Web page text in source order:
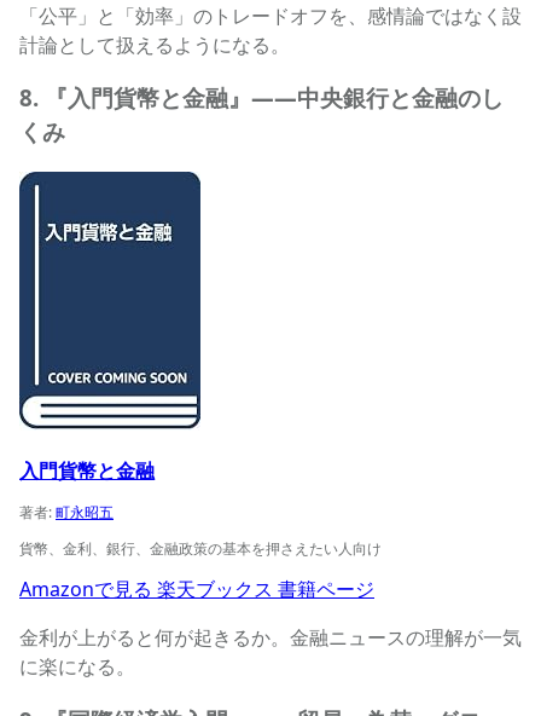
「公平」と「効率」のトレードオフを、感情論ではなく設
計論として扱えるようになる。
8. 『入門貨幣と金融』——中央銀行と金融のし
くみ
入門貨幣と金融の商品ページへ
入門貨幣と金融
著者:町永昭五
貨幣、金利、銀行、金融政策の基本を押さえたい人向け
Amazonで見る 楽天ブックス 書籍ページ
金利が上がると何が起きるか。金融ニュースの理解が一気
に楽になる。